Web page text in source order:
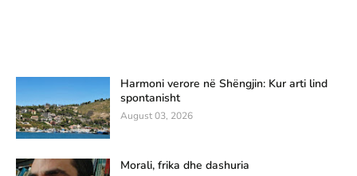
Harmoni verore në Shëngjin: Kur arti lind
spontanisht
August 03, 2026
Morali, frika dhe dashuria